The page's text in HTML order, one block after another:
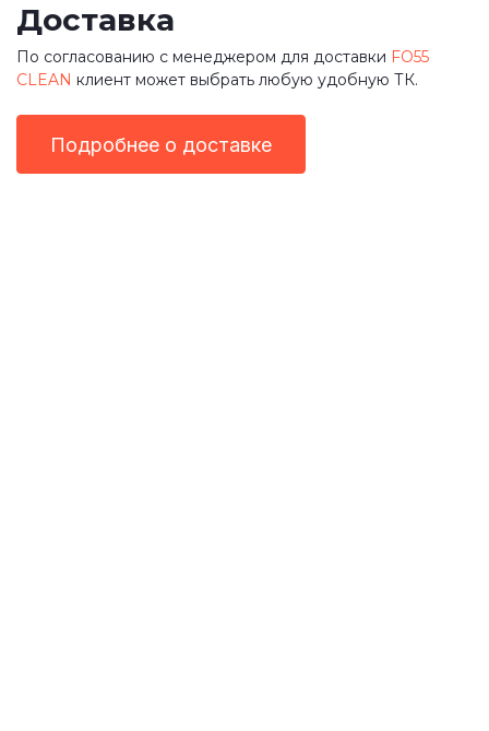
Доставка
По согласованию с менеджером для доставки FO55
CLEAN клиент может выбрать любую удобную ТК.
Подробнее о доставке